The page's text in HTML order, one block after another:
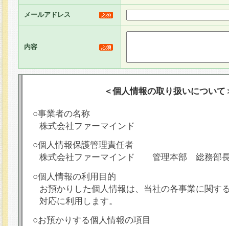
メールアドレス
内容
＜個人情報の取り扱いについて
○事業者の名称
株式会社ファーマインド
○個人情報保護管理責任者
株式会社ファーマインド 管理本部 総務部
○個人情報の利用目的
お預かりした個人情報は、当社の各事業に関す
対応に利用します。
○お預かりする個人情報の項目